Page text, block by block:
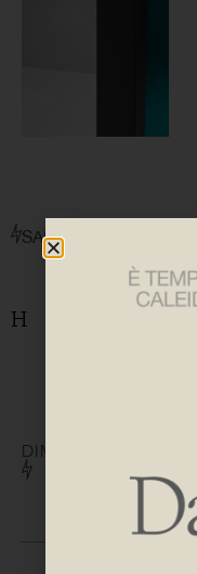
SAM ELEC
DIMENSIONES